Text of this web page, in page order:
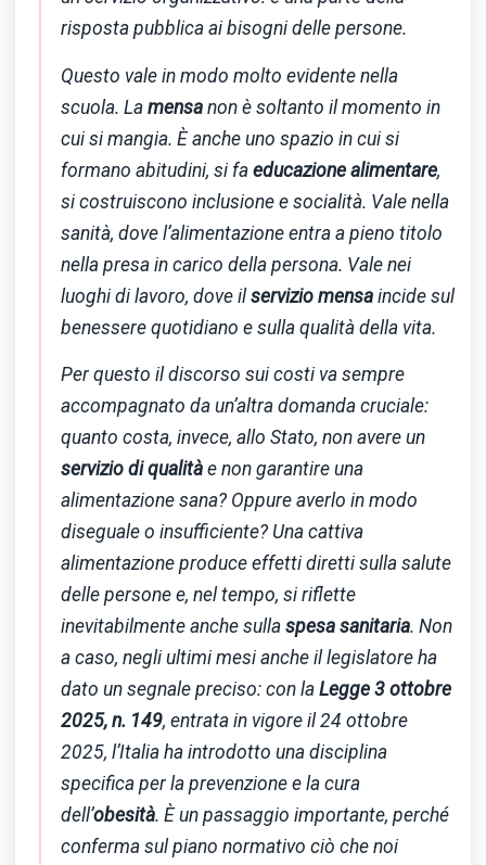
risposta pubblica ai bisogni delle persone.
Questo vale in modo molto evidente nella
scuola. La mensa non è soltanto il momento in
cui si mangia. È anche uno spazio in cui si
formano abitudini, si fa educazione alimentare,
si costruiscono inclusione e socialità. Vale nella
sanità, dove l’alimentazione entra a pieno titolo
nella presa in carico della persona. Vale nei
luoghi di lavoro, dove ilservizio mensa incide sul
benessere quotidiano e sulla qualità della vita.
Per questo il discorso sui costi va sempre
accompagnato da un’altra domanda cruciale:
quanto costa, invece, allo Stato, non avere un
servizio di qualità e non garantire una
alimentazione sana? Oppure averlo in modo
diseguale o insufficiente? Una cattiva
alimentazione produce effetti diretti sulla salute
delle persone e, nel tempo, si riflette
inevitabilmente anche sulla spesa sanitaria. Non
a caso, negli ultimi mesi anche il legislatore ha
dato un segnale preciso: con la Legge 3 ottobre
2025, n. 149, entrata in vigore il 24 ottobre
2025, l’Italia ha introdotto una disciplina
specifica per la prevenzione e la cura
dell’obesità. È un passaggio importante, perché
conferma sul piano normativo ciò che noi